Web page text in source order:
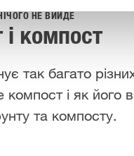
НЕ ВИЙДЕ
і компост
так багато
і як його
та компосту.